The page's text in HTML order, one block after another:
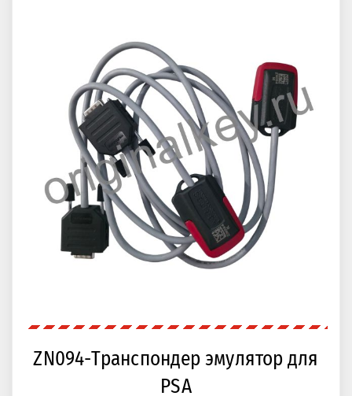
ZN094-Транспондер эмулятор для
PSA